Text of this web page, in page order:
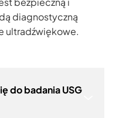
diagnostyczną
ultradźwiękowe.
do badania USG